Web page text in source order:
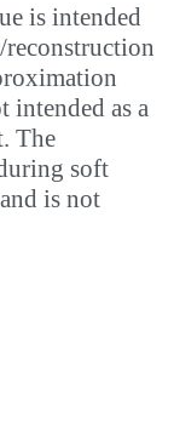
is intended
intended as a
The
soft
is not